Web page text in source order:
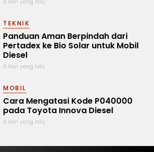
6 Hari yang lalu
TEKNIK
Panduan Aman Berpindah dari
Pertadex ke Bio Solar untuk Mobil
Diesel
6 Hari yang lalu
MOBIL
Cara Mengatasi Kode P040000
pada Toyota Innova Diesel
6 Hari yang lalu